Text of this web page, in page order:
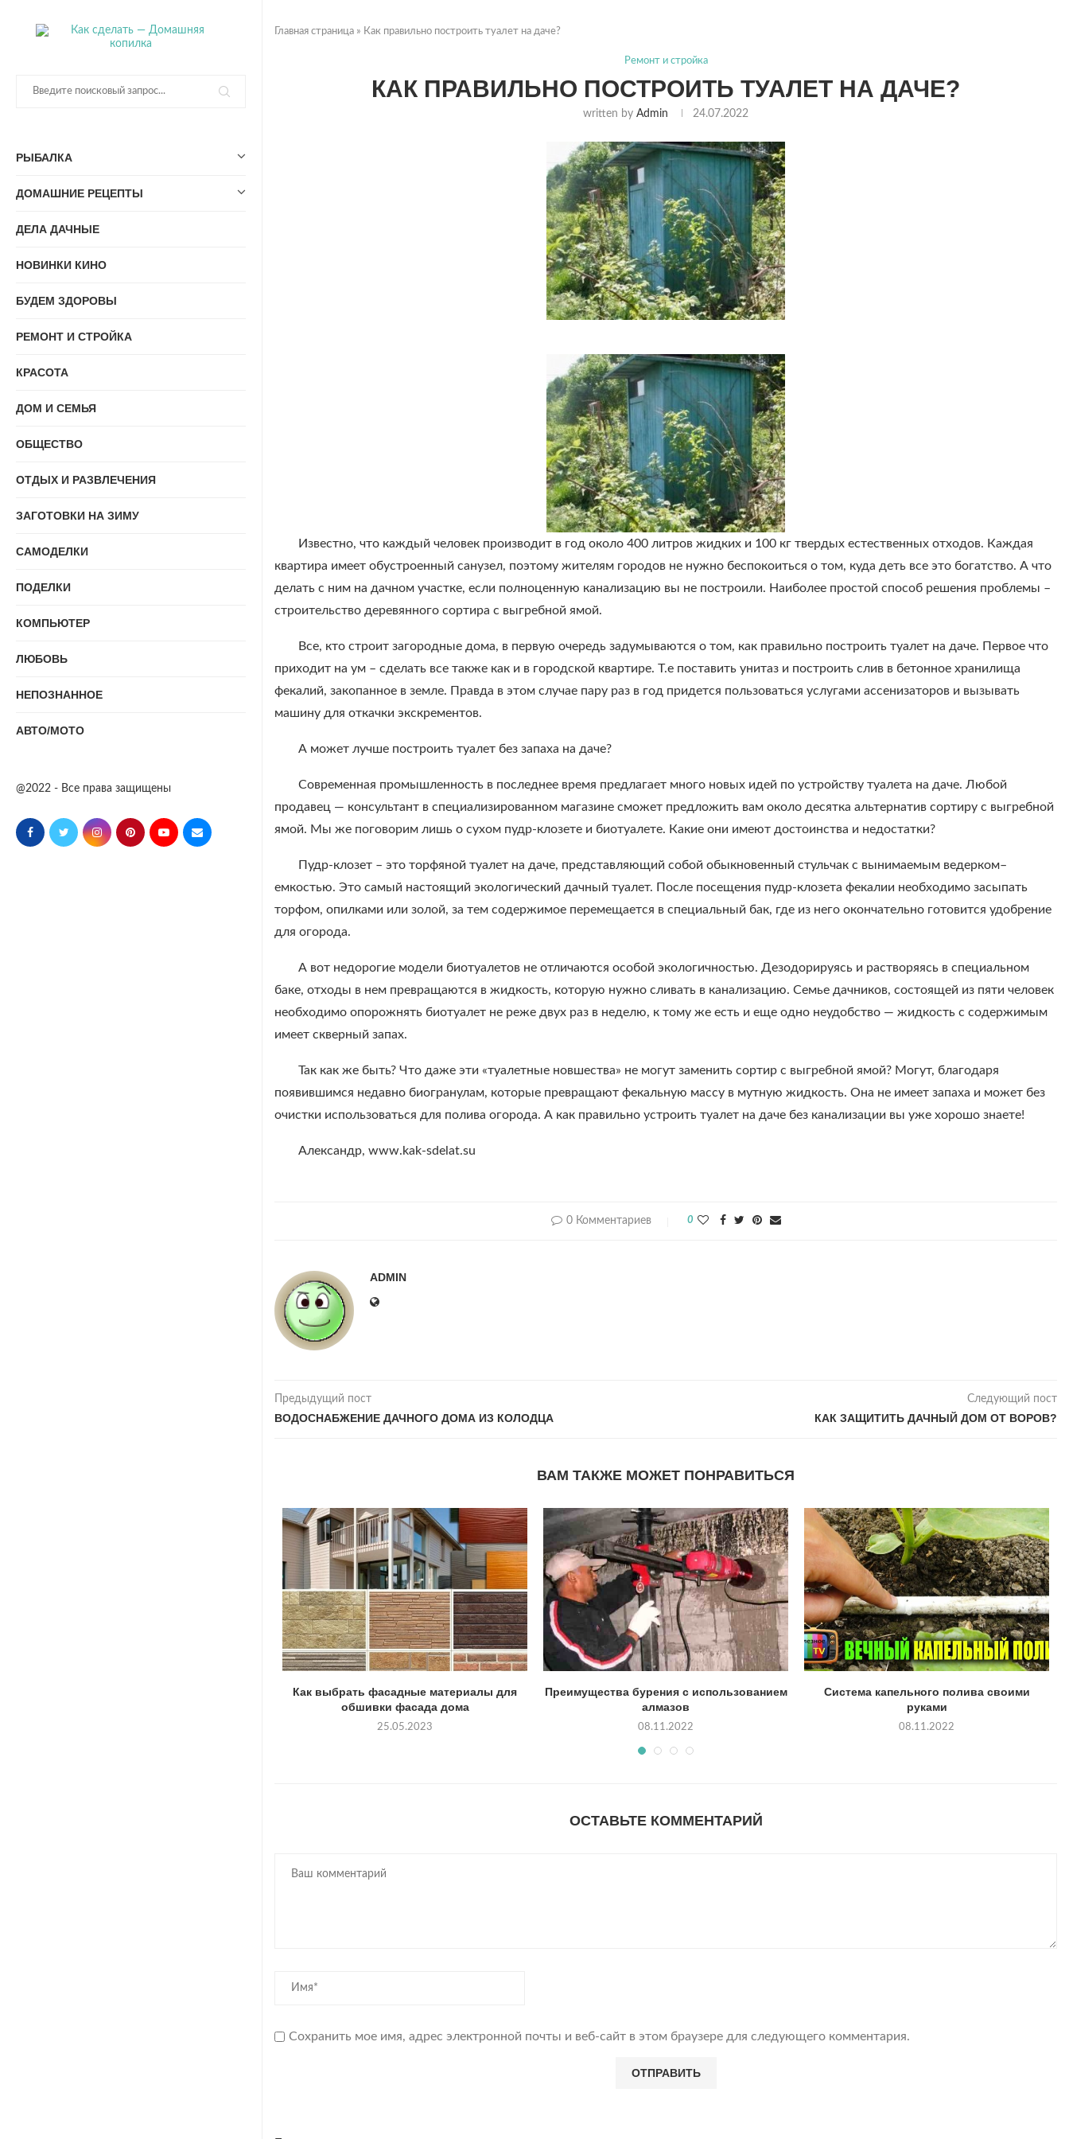
РЫБАЛКА
ДОМАШНИЕ РЕЦЕПТЫ
ДЕЛА ДАЧНЫЕ
НОВИНКИ КИНО
БУДЕМ ЗДОРОВЫ
РЕМОНТ И СТРОЙКА
КРАСОТА
ДОМ И СЕМЬЯ
ОБЩЕСТВО
ОТДЫХ И РАЗВЛЕЧЕНИЯ
ЗАГОТОВКИ НА ЗИМУ
САМОДЕЛКИ
ПОДЕЛКИ
КОМПЬЮТЕР
ЛЮБОВЬ
НЕПОЗНАННОЕ
АВТО/МОТО
@2022 - Все права защищены
Главная страница » Как правильно построить туалет на даче?
Ремонт и стройка
КАК ПРАВИЛЬНО ПОСТРОИТЬ ТУАЛЕТ НА ДАЧЕ?
written by Admin 24.07.2022
Известно, что каждый человек производит в год около 400 литров жидких и 100 кг твердых естественных отходов. Каждая
квартира имеет обустроенный санузел, поэтому жителям городов не нужно беспокоиться о том, куда деть все это богатство. А что
делать с ним на дачном участке, если полноценную канализацию вы не построили. Наиболее простой способ решения проблемы –
строительство деревянного сортира с выгребной ямой.
Все, кто строит загородные дома, в первую очередь задумываются о том, как правильно построить туалет на даче. Первое что
приходит на ум – сделать все также как и в городской квартире. Т.е поставить унитаз и построить слив в бетонное хранилища
фекалий, закопанное в земле. Правда в этом случае пару раз в год придется пользоваться услугами ассенизаторов и вызывать
машину для откачки экскрементов.
А может лучше построить туалет без запаха на даче?
Современная промышленность в последнее время предлагает много новых идей по устройству туалета на даче. Любой
продавец — консультант в специализированном магазине сможет предложить вам около десятка альтернатив сортиру с выгребной
ямой. Мы же поговорим лишь о сухом пудр-клозете и биотуалете. Какие они имеют достоинства и недостатки?
Пудр-клозет – это торфяной туалет на даче, представляющий собой обыкновенный стульчак с вынимаемым ведерком–
емкостью. Это самый настоящий экологический дачный туалет. После посещения пудр-клозета фекалии необходимо засыпать
торфом, опилками или золой, за тем содержимое перемещается в специальный бак, где из него окончательно готовится удобрение
для огорода.
А вот недорогие модели биотуалетов не отличаются особой экологичностью. Дезодорируясь и растворяясь в специальном
баке, отходы в нем превращаются в жидкость, которую нужно сливать в канализацию. Семье дачников, состоящей из пяти человек
необходимо опорожнять биотуалет не реже двух раз в неделю, к тому же есть и еще одно неудобство — жидкость с содержимым
имеет скверный запах.
Так как же быть? Что даже эти «туалетные новшества» не могут заменить сортир с выгребной ямой? Могут, благодаря
появившимся недавно биогранулам, которые превращают фекальную массу в мутную жидкость. Она не имеет запаха и может без
очистки использоваться для полива огорода. А как правильно устроить туалет на даче без канализации вы уже хорошо знаете!
Александр, www.kak-sdelat.su
0 Комментариев 0
ADMIN
Предыдущий пост
ВОДОСНАБЖЕНИЕ ДАЧНОГО ДОМА ИЗ КОЛОДЦА
Следующий пост
КАК ЗАЩИТИТЬ ДАЧНЫЙ ДОМ ОТ ВОРОВ?
ВАМ ТАКЖЕ МОЖЕТ ПОНРАВИТЬСЯ
Как выбрать фасадные материалы для
обшивки фасада дома
25.05.2023
Преимущества бурения с использованием
алмазов
08.11.2022
Система капельного полива своими
руками
08.11.2022
ОСТАВЬТЕ КОММЕНТАРИЙ
Сохранить мое имя, адрес электронной почты и веб-сайт в этом браузере для следующего комментария.